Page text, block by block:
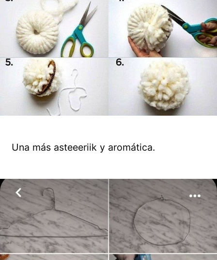
Una más asteeeriik y aromática.